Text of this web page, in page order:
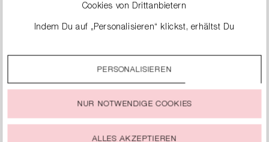
Cookies von Drittanbietern
Indem Du auf „Personalisieren“ klickst, erhältst Du
Durch einen Klick auf das Auswahlfeld „Alle akzeptieren“
stimmst Du der Verwendung aller Cookies zu, die unter
jeder Zeit ändern oder widerrufen.
PERSONALISIEREN
NUR NOTWENDIGE COOKIES
ALLES AKZEPTIEREN